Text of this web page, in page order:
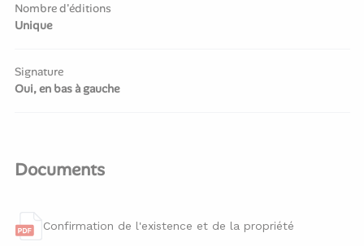
Nombre d'éditions
Unique
Signature
Oui, en bas à gauche
Documents
Confirmation de l'existence et de la propriété